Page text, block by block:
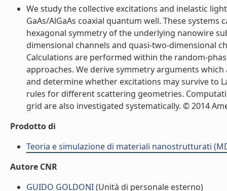
We study the collective excitations and inelastic
GaAs/AlGaAs coaxial quantum well. These
hexagonal symmetry of the underlying nanowire
dimensional channels and quasi-two-dimensional
Calculations are performed within the random-
approaches. We derive symmetry arguments
and determine whether excitations may survive to
rules for different scattering geometries.
grid are also investigated systematically. © 2014
Prodotto di
Teoria e simulazione di materiali nanostrutturati
Autore CNR
GUIDO GOLDONI(Unità di personale esterno)